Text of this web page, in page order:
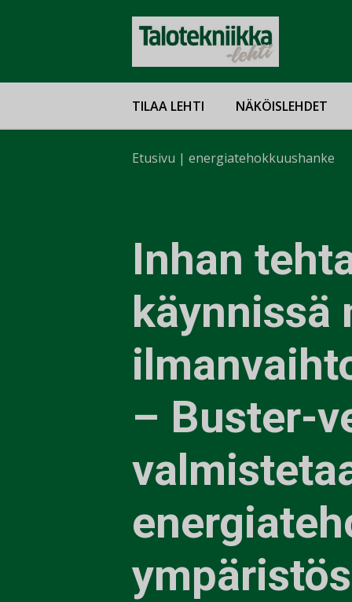
TILAA LEHTI NÄKÖISLEHDET
Etusivu | energiatehokkuushanke
Inhan
käynnissä
– Buster-